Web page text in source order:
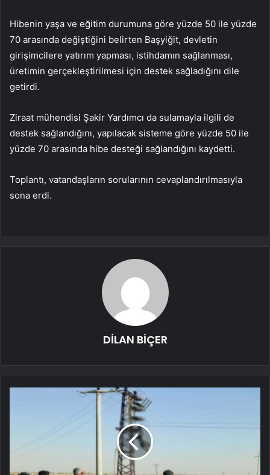
Hibenin yaşa ve eğitim durumuna göre yüzde 50 ile yüzde
70 arasında değiştiğini belirten Başyiğit, devletin
girişimcilere yatırım yapması, istihdamın sağlanması,
üretimin gerçekleştirilmesi için destek sağladığını dile
getirdi.
Ziraat mühendisi Şakir Yardımcı da sulamayla ilgili de
destek sağlandığını, yapılacak sisteme göre yüzde 50 ile
yüzde 70 arasında hibe desteği sağlandığını kaydetti.
Toplantı, vatandaşların sorularının cevaplandırılmasıyla
sona erdi.
DİLAN BİÇER